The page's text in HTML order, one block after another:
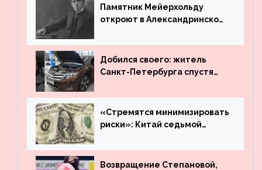
Памятник Мейерхольду
откроют в Александринском
Добился своего: житель
Санкт-Петербурга спустя
угнанную в Казахстан
машину
«Стремятся минимизировать
риски»: Китай седьмой
деньги из американского
госдолга
Возвращение Степановой,